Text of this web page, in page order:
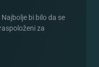
bi bilo da se
za